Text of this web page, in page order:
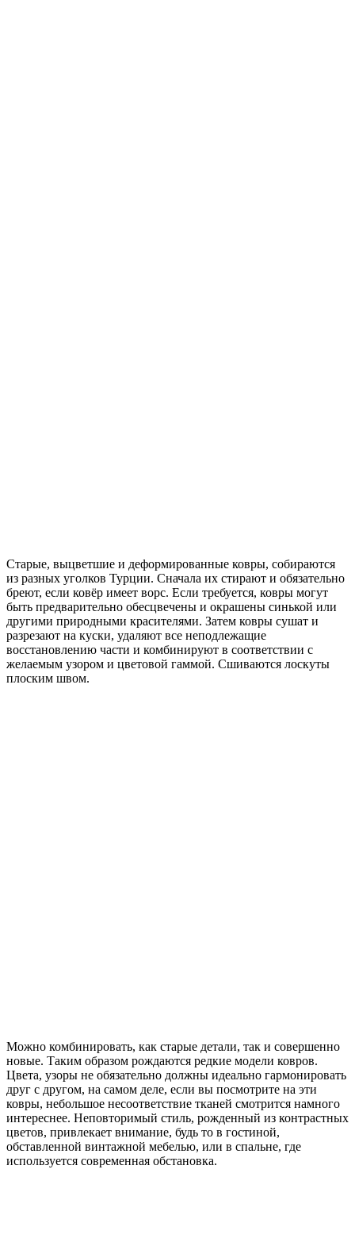
Старые, выцветшие и деформированные ковры, собираются
из разных уголков Турции. Сначала их стирают и обязательно
бреют, если ковёр имеет ворс. Если требуется, ковры могут
быть предварительно обесцвечены и окрашены синькой или
другими природными красителями. Затем ковры сушат и
разрезают на куски, удаляют все неподлежащие
восстановлению части и комбинируют в соответствии с
желаемым узором и цветовой гаммой. Сшиваются лоскуты
плоским швом.
Можно комбинировать, как старые детали, так и совершенно
новые. Таким образом рождаются редкие модели ковров.
Цвета, узоры не обязательно должны идеально гармонировать
друг с другом, на самом деле, если вы посмотрите на эти
ковры, небольшое несоответствие тканей смотрится намного
интереснее. Неповторимый стиль, рожденный из контрастных
цветов, привлекает внимание, будь то в гостиной,
обставленной винтажной мебелью, или в спальне, где
используется современная обстановка.